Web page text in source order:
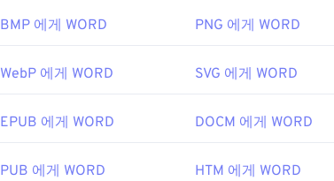
Flash보다 더 널리 사용됩니다.
GIF는 거의 모든 이미지 뷰어 애플리케이션, 웹 브라
서는Microsoft Photos Photoshop Elements
하세요.
BMP 에게 WORD PNG 에게 WORD
WebP 에게 WORD SVG 에게 WORD
EPUB 에게 WORD DOCM 에게 WORD
PUB 에게 WORD HTM 에게 WORD